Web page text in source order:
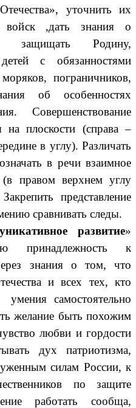
уточнить их
войск ,дать знания о
защищать Родину,
с обязанностями
пограничников,
об особенностях
Совершенствование
на плоскости (справа –
в углу). Различать
в речи взаимное
(в правом верхнем углу
представление
сравнивать следы.
развитие»
принадлежность к
знания о том, что
и всех тех, кто
самостоятельно
желание быть похожим
любви и гордости
дух патриотизма,
силам России, к
по защите
работать сообща,